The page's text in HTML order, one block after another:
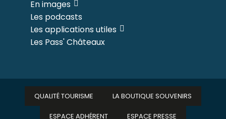
En images
Les podcasts
Les applications utiles
Les Pass' Châteaux
QUALITÉ TOURISME LA BOUTIQUE SOUVENIRS
ESPACE ADHÉRENT ESPACE PRESSE